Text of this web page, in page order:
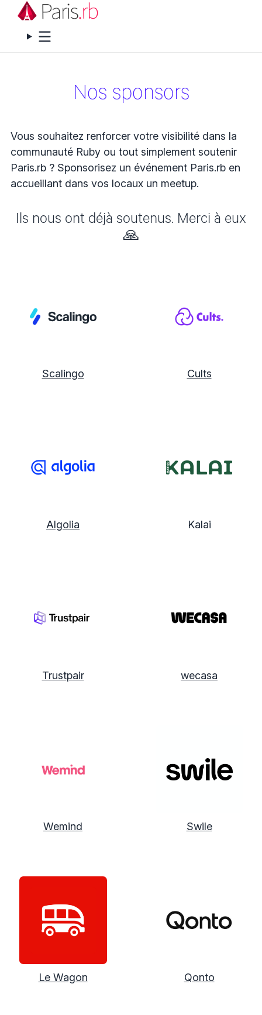
Menu
Nos sponsors
Vous souhaitez renforcer votre visibilité dans la
communauté Ruby ou tout simplement soutenir
Paris.rb ? Sponsorisez un événement Paris.rb en
accueillant dans vos locaux un meetup.
Ils nous ont déjà soutenus. Merci à eux
🙏
Scalingo Cults
Algolia Kalai
Trustpair wecasa
Wemind Swile
Le Wagon Qonto